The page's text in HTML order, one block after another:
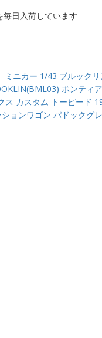
毎日入荷しています
ミニカー 1/43 ブルックリ
ポンティ
ス カスタム トーピード
ションワゴン パドックグ